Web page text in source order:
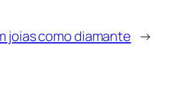
joias como diamante →